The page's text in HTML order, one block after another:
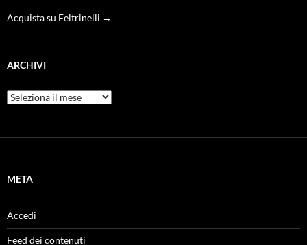
Acquista su Feltrinelli →
ARCHIVI
Archivi
META
Accedi
Feed dei contenuti